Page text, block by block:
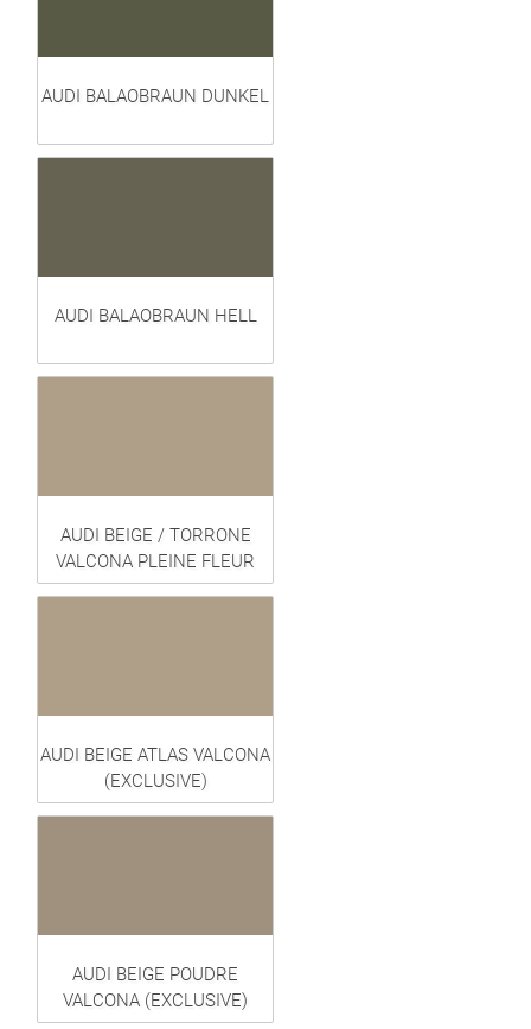
AUDI BALAOBRAUN DUNKEL
AUDI BALAOBRAUN HELL
AUDI BEIGE / TORRONE
VALCONA PLEINE FLEUR
AUDI BEIGE ATLAS VALCONA
(EXCLUSIVE)
AUDI BEIGE POUDRE
VALCONA (EXCLUSIVE)